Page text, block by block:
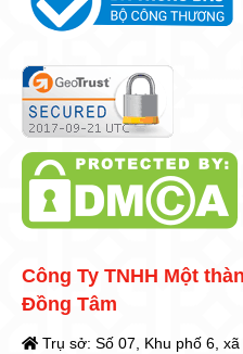
Công Ty TNHH Một
Đồng Tâm
Trụ sở: Số 07, Khu phố 6,